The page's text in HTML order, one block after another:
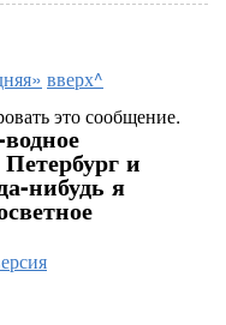
вверх^
это сообщение.
и
нибудь я